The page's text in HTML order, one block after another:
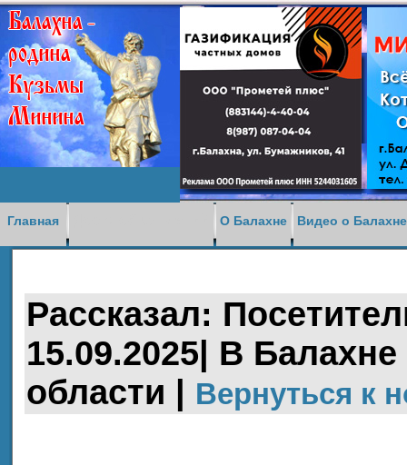
Главная О Балахне Видео о
Рассказал:
15.09.2025| В
области |
Вернуться к